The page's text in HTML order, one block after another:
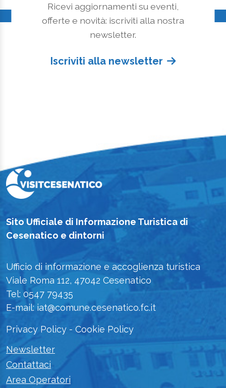
Ricevi aggiornamenti su eventi,
offerte e novità: iscriviti alla nostra
newsletter.
Iscriviti alla newsletter
Sito Ufficiale di Informazione Turistica di
Cesenatico e dintorni
Ufficio di informazione e accoglienza turistica
Viale Roma 112, 47042 Cesenatico
Tel: 0547 79435
E-mail: iat@comune.cesenatico.fc.it
Privacy Policy - Cookie Policy
Newsletter
Contattaci
Area Operatori